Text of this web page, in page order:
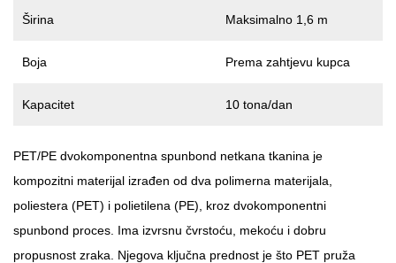
Širina Maksimalno 1,6 m
Boja Prema zahtjevu kupca
Kapacitet 10 tona/dan
PET/PE dvokomponentna spunbond netkana tkanina je
kompozitni materijal izrađen od dva polimerna materijala,
poliestera (PET) i polietilena (PE), kroz dvokomponentni
spunbond proces. Ima izvrsnu čvrstoću, mekoću i dobru
propusnost zraka. Njegova ključna prednost je što PET pruža